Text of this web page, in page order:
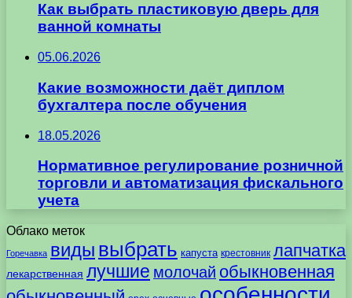
Как выбрать пластиковую дверь для
ванной комнаты
05.06.2026
Какие возможности даёт диплом
бухгалтера после обучения
18.05.2026
Нормативное регулирование розничной
торговли и автоматизация фискального
учета
Облако меток
Горечавка виды выбрать капуста крестовник лапчатка
лекарственная лучшие молочай обыкновенная